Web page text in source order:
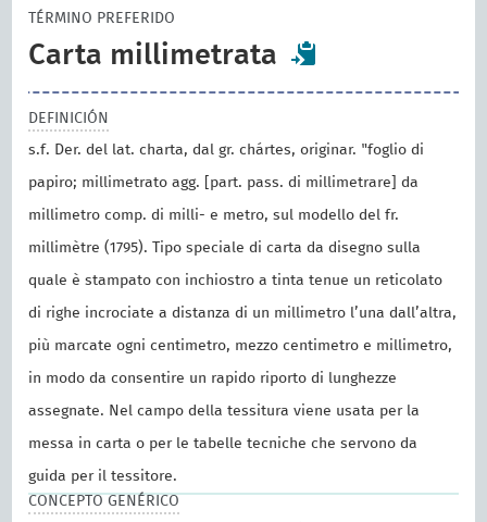
TÉRMINO PREFERIDO
Carta millimetrata
DEFINICIÓN
s.f. Der. del lat. charta, dal gr. chártes, originar. "foglio di
papiro; millimetrato agg. [part. pass. di millimetrare] da
millimetro comp. di milli- e metro, sul modello del fr.
millimètre (1795). Tipo speciale di carta da disegno sulla
quale è stampato con inchiostro a tinta tenue un reticolato
di righe incrociate a distanza di un millimetro l’una dall’altra,
più marcate ogni centimetro, mezzo centimetro e millimetro,
in modo da consentire un rapido riporto di lunghezze
assegnate. Nel campo della tessitura viene usata per la
messa in carta o per le tabelle tecniche che servono da
guida per il tessitore.
CONCEPTO GENÉRICO